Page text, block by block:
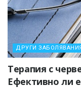
ДРУГИ ЗАБОЛЯВАНИЯ
Терапия с
Ефективно ли